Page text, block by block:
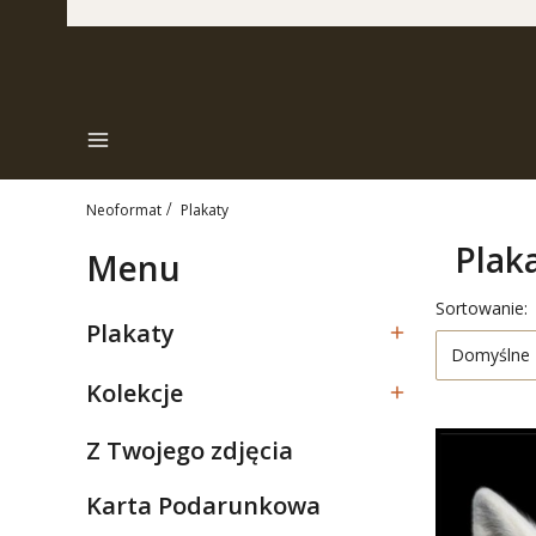
Menu
Neoformat Plakaty
Menu
Kategoria - Plakaty
Plakaty
Kategoria - Kolekcje
Kolekcje
Kategoria - Z Twojego zdjęcia
Z Twojego zdjęcia
Kategoria - Karta Podarunkowa
Karta Podarunkowa
Lista
Sortowanie:
Domyślne